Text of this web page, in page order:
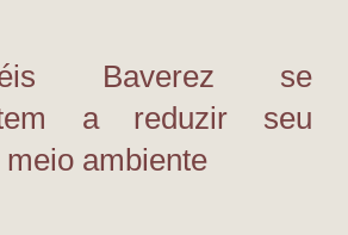
Baverez se
a reduzir seu
ambiente